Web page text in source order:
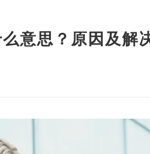
意思？原因及解